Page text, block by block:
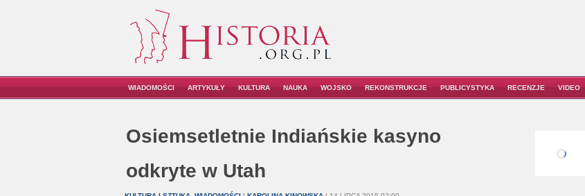
WIADOMOŚCI ARTYKUŁY KULTURA NAUKA WOJSKO REKONSTRUKCJE PUBLICYSTYKA RECENZJE VIDEO
Osiemsetletnie Indiańskie kasyno
odkryte w Utah